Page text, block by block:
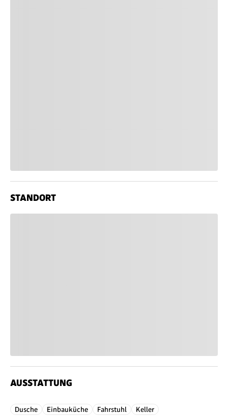
STANDORT
AUSSTATTUNG
Dusche Einbauküche Fahrstuhl Keller